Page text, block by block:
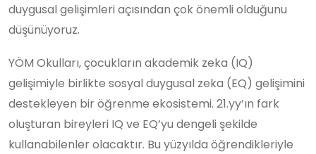
duygusal gelişimleri açısından çok önemli olduğunu
düşünüyoruz.
YÖM Okulları, çocukların akademik zeka (IQ)
gelişimiyle birlikte sosyal duygusal zeka (EQ) gelişimini
destekleyen bir öğrenme ekosistemi. 21.yy’ın fark
oluşturan bireyleri IQ ve EQ’yu dengeli şekilde
kullanabilenler olacaktır. Bu yüzyılda öğrendikleriyle